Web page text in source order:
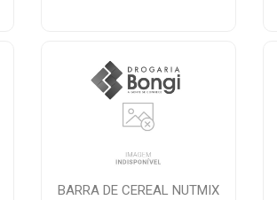
BARRA DE CEREAL NUTMIX